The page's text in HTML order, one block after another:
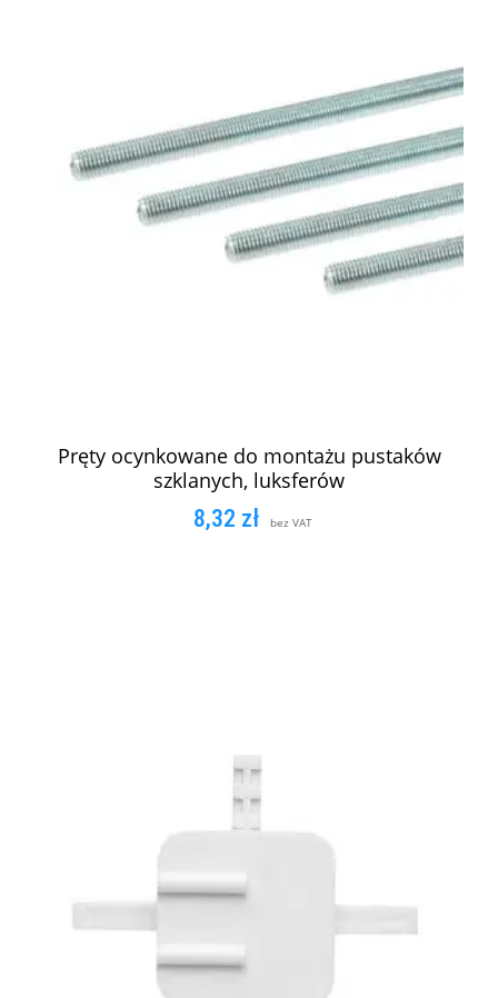
Pręty ocynkowane do montażu pustaków
szklanych, luksferów
8,32 zł bez VAT